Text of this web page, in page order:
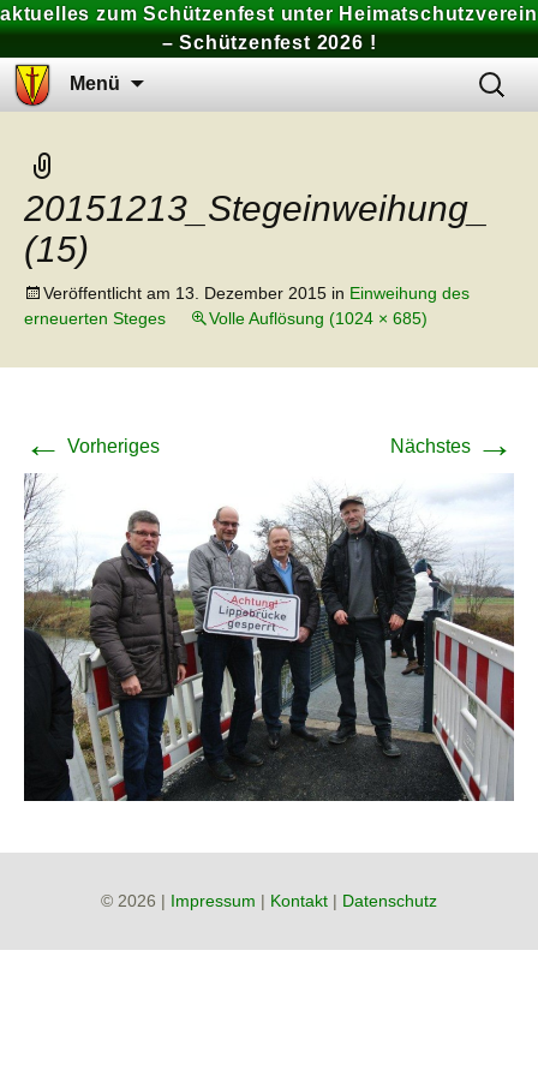
aktuelles zum Schützenfest unter Heimatschutzverein
– Schützenfest 2026 !
Menü
Suchen
nach:
20151213_Stegeinweihung_
(15)
Veröffentlicht am 13. Dezember 2015 in Einweihung des
erneuerten Steges
Volle Auflösung (1024 × 685)
← Vorheriges Nächstes →
© 2026 | Impressum | Kontakt | Datenschutz